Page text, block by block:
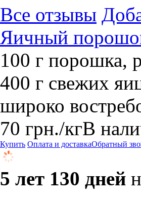
Все отзывы
Яичный
​100 г порошка,
400 г свежих
широко
70 грн./кгВ
Купить Оплата и доставкаОбратный
5 лет 130 дней